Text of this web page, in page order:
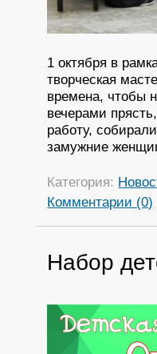
1 октября в
творческая
времена, чтобы
вечерами
работу,
замужние
Категория:
Комментарии (0)
Набор